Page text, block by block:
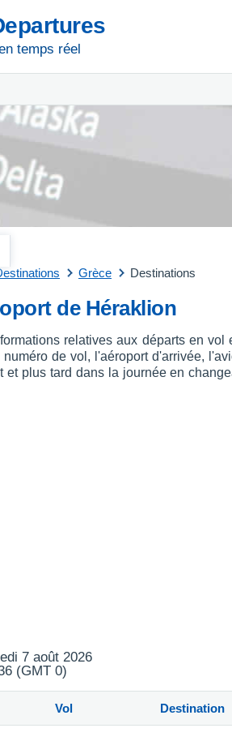
temps réel
Grèce Destinations
de Héraklion
relatives aux départs en
de vol, l'aéroport d'arrivée,
et plus tard dans la journée en
7 août 2026
(GMT 0)
Vol Destination